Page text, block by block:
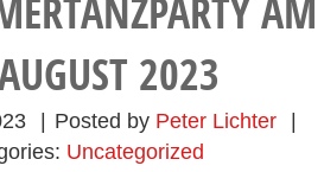
AM
2023
Posted by Peter Lichter
Uncategorized